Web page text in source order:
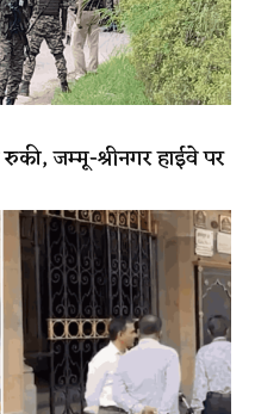
रुकी, जम्मू-श्रीनगर हाईवे पर